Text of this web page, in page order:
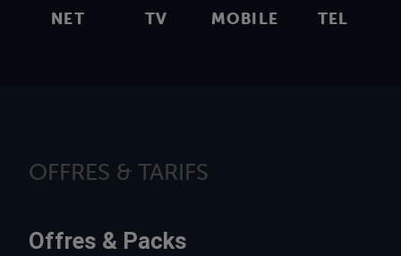
NET TV MOBILE TEL
OFFRES & TARIFS
Offres & Packs